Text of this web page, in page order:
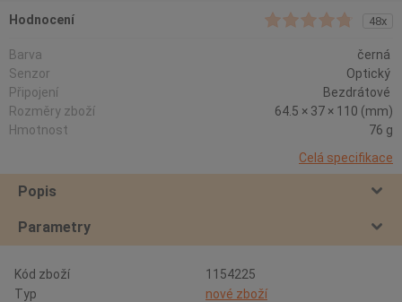
Hodnocení 48x
Barva
černá
Senzor
Optický
Připojení
Bezdrátové
Rozměry zboží
64.5 × 37 × 110 (mm)
Hmotnost
76 g
Celá specifikace
Popis
Parametry
Kód zboží
1154225
Typ
nové zboží